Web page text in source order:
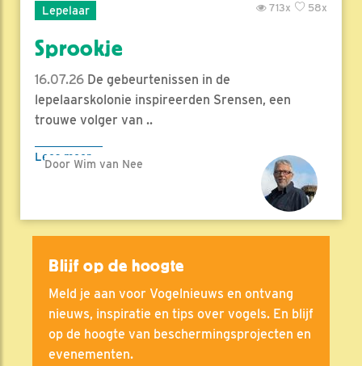
Lepelaar 58x
713x
Sprookje
16.07.26 De gebeurtenissen in de
lepelaarskolonie inspireerden Srensen, een
trouwe volger van ..
Lees meer
Door Wim van Nee
Blijf op de hoogte
Meld je aan voor Vogelnieuws en ontvang
nieuws, inspiratie en tips over vogels. En blijf
op de hoogte van beschermingsprojecten en
evenementen.